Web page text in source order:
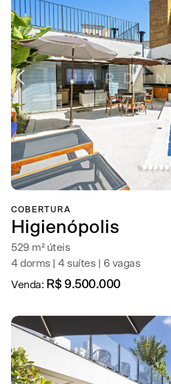
COBERTURA
Higienópolis
529 m² úteis
4 dorms | 4 suítes | 6 vagas
Venda: R$ 9.500.000